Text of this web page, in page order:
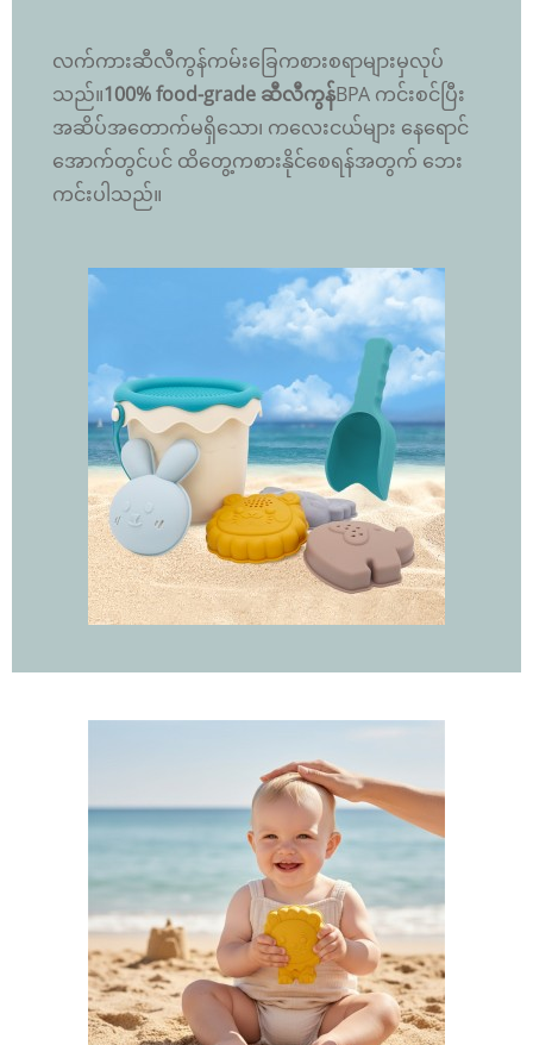
လက်ကားဆီလီကွန်ကမ်းခြေကစားစရာများမှလုပ်
သည်။100% food-grade ဆီလီကွန်BPA ကင်းစင်ပြီး
အဆိပ်အတောက်မရှိသော၊ ကလေးငယ်များ နေရောင်
အောက်တွင်ပင် ထိတွေ့ကစားနိုင်စေရန်အတွက် ဘေး
ကင်းပါသည်။